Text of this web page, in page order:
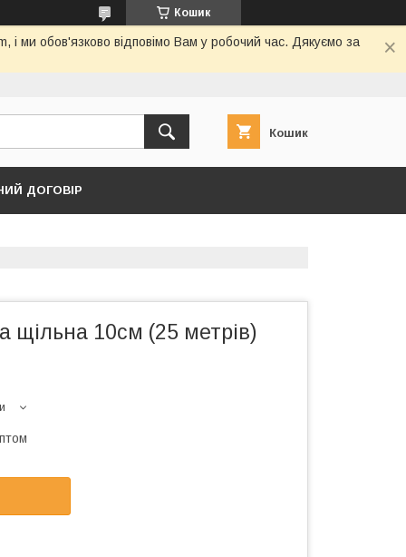
Кошик
ми обов'язково відповімо Вам у робочий час. Дякуємо за
Кошик
ДОГОВІР
щільна 10см (25 метрів)